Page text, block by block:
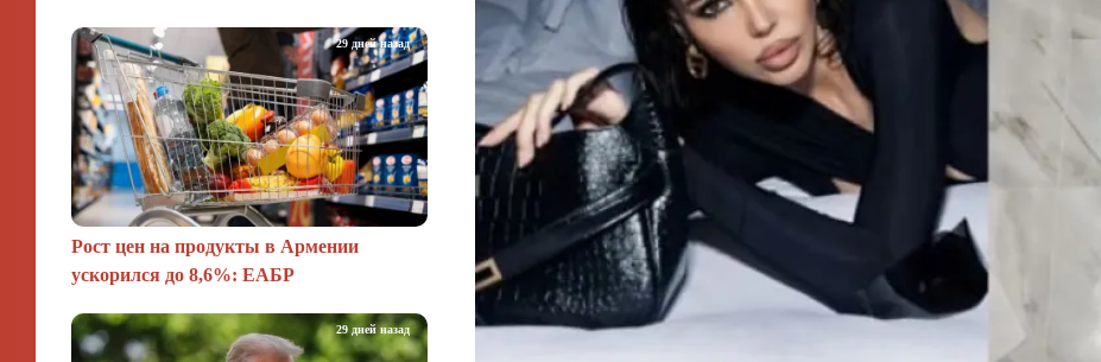
Рост цен на продукты в Армении
ускорился до 8,6%: ЕАБР
29 дней назад
29 дней назад